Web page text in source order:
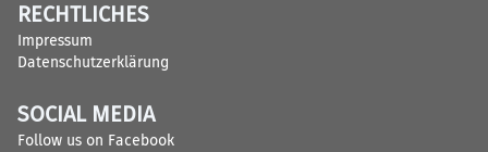
RECHTLICHES
Impressum
Datenschutzerklärung
SOCIAL MEDIA
Follow us on Facebook